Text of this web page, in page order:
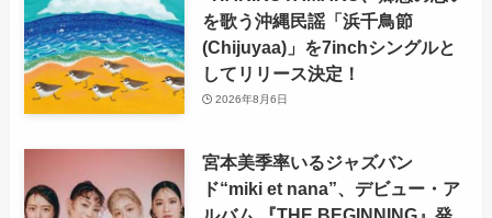
を歌う沖縄民謡「浜千鳥節
(Chijuyaa)」を7inchシングルと
してリリース決定！
2026年8月6日
宮本美季率いるジャズバン
ド“miki et nana”、デビュー・ア